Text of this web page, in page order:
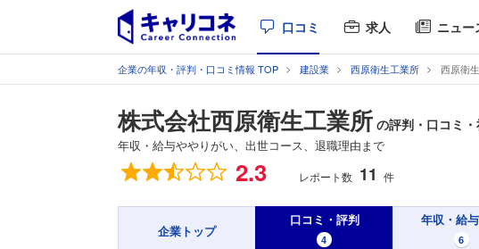
口コミ 求人 ニュー
企業の年収・評判・口コミ情報 TOP 建設業 西原衛生工業所 西原衛
株式会社西原衛生工業所 の評判・口コミ
年収・給与ややりがい、出世コース、退職理由まで
総合評価 2.3 レポート数 11 件
企業トップ
口コミ・評判
4
年収・給
6